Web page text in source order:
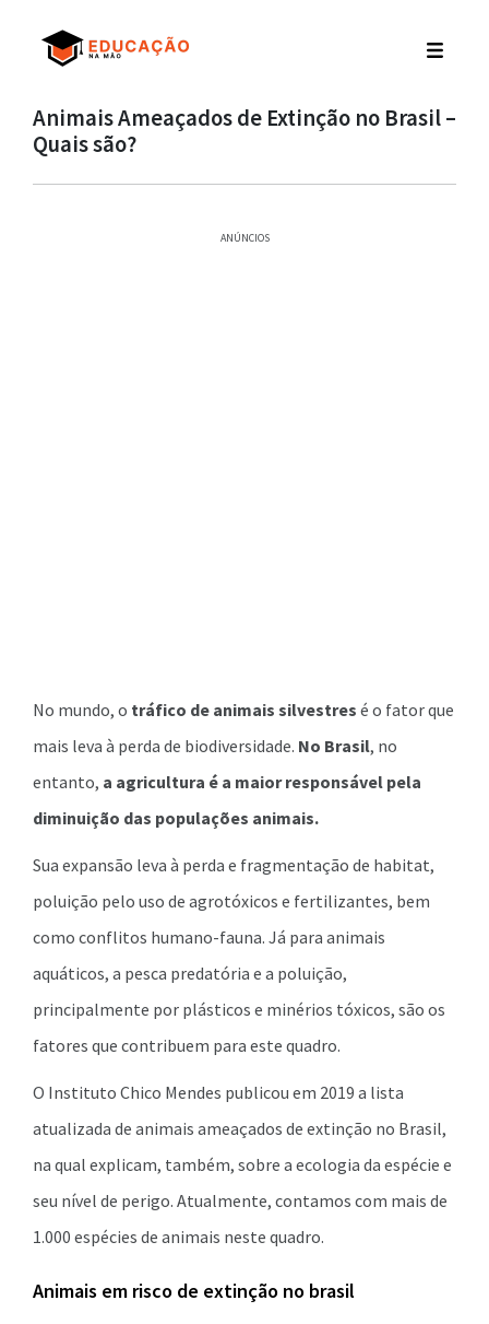
Animais Ameaçados de Extinção no Brasil –
Quais são?
ANÚNCIOS
No mundo, o tráfico de animais silvestres é o fator que
mais leva à perda de biodiversidade. No Brasil, no
entanto, a agricultura é a maior responsável pela
diminuição das populações animais.
Sua expansão leva à perda e fragmentação de habitat,
poluição pelo uso de agrotóxicos e fertilizantes, bem
como conflitos humano-fauna. Já para animais
aquáticos, a pesca predatória e a poluição,
principalmente por plásticos e minérios tóxicos, são os
fatores que contribuem para este quadro.
O Instituto Chico Mendes publicou em 2019 a lista
atualizada de animais ameaçados de extinção no Brasil,
na qual explicam, também, sobre a ecologia da espécie e
seu nível de perigo. Atualmente, contamos com mais de
1.000 espécies de animais neste quadro.
Animais em risco de extinção no brasil